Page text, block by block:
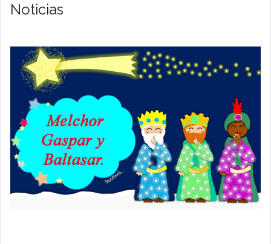
Noticias